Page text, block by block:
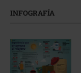
INFOGRAFÍA